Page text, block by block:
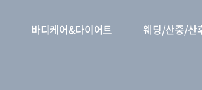
바디케어&다이어트 웨딩/산중/산